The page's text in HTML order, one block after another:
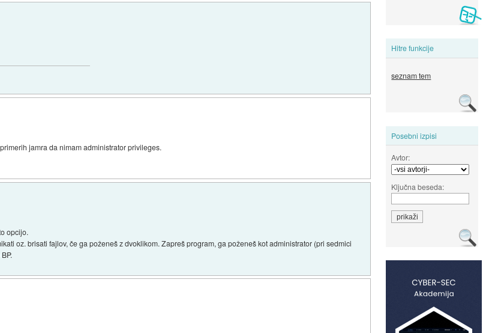
Hitre funkcije
seznam tem
Posebni izpisi
Avtor:
Ključna beseda:
jamra da nimam administrator privileges.
opcijo.
oz. brisati fajlov, če ga poženeš z dvoklikom. Zapreš program, ga poženeš kot administrator (pri sedmici